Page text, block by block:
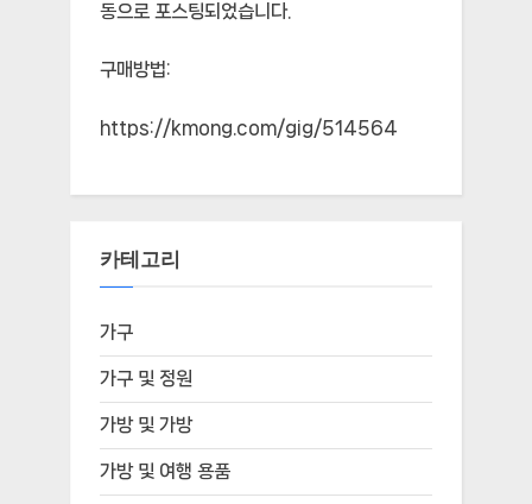
동으로 포스팅되었습니다.
구매방법:
https://kmong.com/gig/514564
카테고리
가구
가구 및 정원
가방 및 가방
가방 및 여행 용품